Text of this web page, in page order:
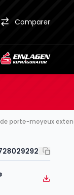
Comparer
porte-moyeux